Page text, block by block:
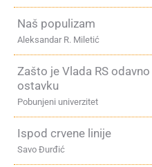
Naš populizam
Aleksandar R. Miletić
Zašto je Vlada RS
ostavku
Pobunjeni univerzitet
Ispod crvene linije
Savo Đurđić